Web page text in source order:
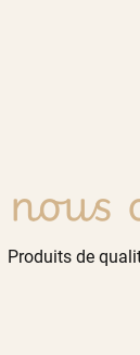
Produits de